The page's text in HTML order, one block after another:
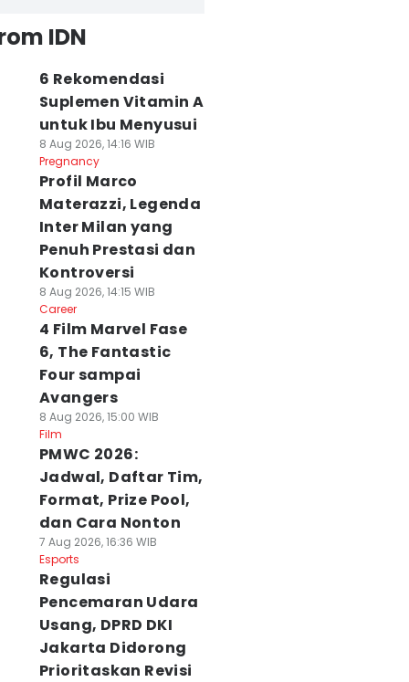
IDN
6 Rekomendasi
Suplemen Vitamin A
untuk Ibu Menyusui
8 Aug 2026, 14:16 WIB
Pregnancy
Profil Marco
Materazzi, Legenda
Inter Milan yang
Penuh Prestasi dan
Kontroversi
8 Aug 2026, 14:15 WIB
Career
4 Film Marvel Fase
6, The Fantastic
Four sampai
Avangers
8 Aug 2026, 15:00 WIB
Film
PMWC 2026:
Jadwal, Daftar Tim,
Format, Prize Pool,
dan Cara Nonton
7 Aug 2026, 16:36 WIB
Esports
Regulasi
Pencemaran Udara
Usang, DPRD DKI
Jakarta Didorong
Prioritaskan Revisi